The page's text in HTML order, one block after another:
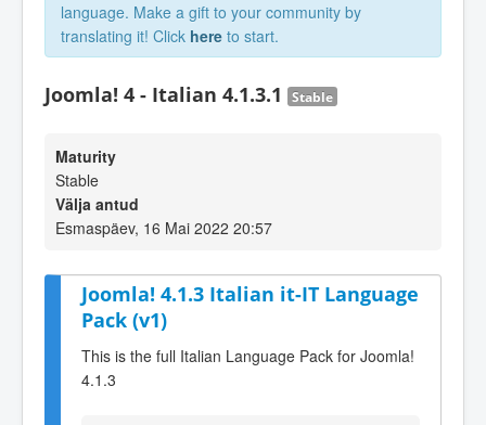
language. Make a gift to your community by
translating it! Click here to start.
Joomla! 4 - Italian 4.1.3.1 Stable
Maturity
Stable
Välja antud
Esmaspäev, 16 Mai 2022 20:57
Joomla! 4.1.3 Italian it-IT Language
Pack (v1)
This is the full Italian Language Pack for Joomla!
4.1.3